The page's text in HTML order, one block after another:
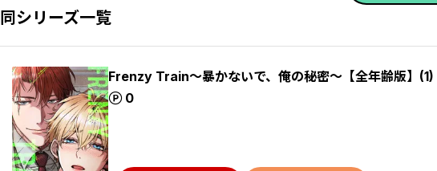
同シリーズ一覧
Frenzy Train～暴かないで、俺の秘密～【全年齢版】(1)
0
ポイント